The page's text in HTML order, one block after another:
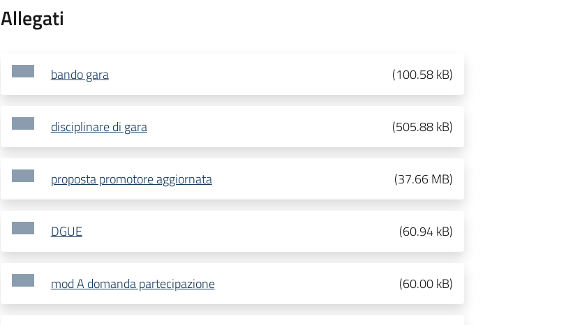
Allegati
bando gara (100.58 kB)
disciplinare di gara (505.88 kB)
proposta promotore aggiornata (37.66 MB)
DGUE (60.94 kB)
mod A domanda partecipazione (60.00 kB)